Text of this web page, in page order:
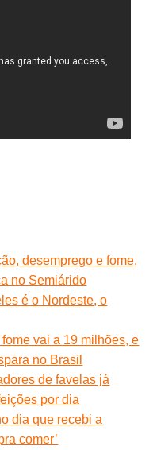
desemprego e fome,
no Semiárido
é o Nordeste, o
vai a 19 milhões, e
no Brasil
de favelas já
por dia
dia que recebi a
comer’